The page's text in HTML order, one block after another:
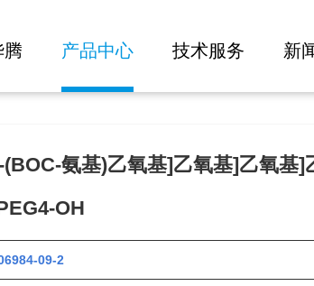
腾 产品中心 技术服务 新
氨基)乙氧基]乙氧基]乙氧基]
OH
09-2